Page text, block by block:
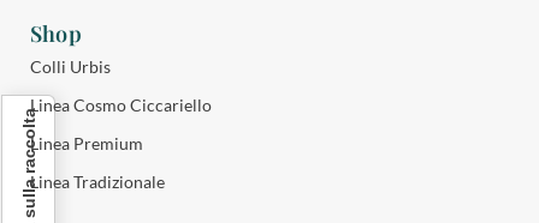
Shop
Colli Urbis
Linea Cosmo Ciccariello
Linea Premium
Linea Tradizionale